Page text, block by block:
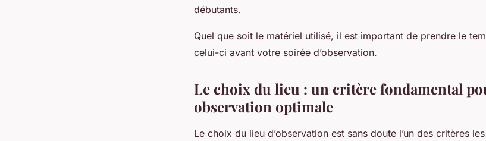
débutants.
Quel que soit le matériel utilisé, il est important de prendre le
celui-ci avant votre soirée d’observation.
Le choix du lieu : un critère fondamental
observation optimale
Le choix du lieu d’observation est sans doute l’un des critères